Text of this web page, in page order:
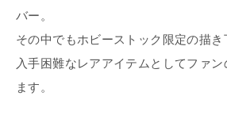
バー。
その中でもホビーストック限定の描き
入手困難なレアアイテムとしてファ
ます。